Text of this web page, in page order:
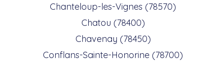
Chanteloup-les-Vignes (78570)
Chatou (78400)
Chavenay (78450)
Conflans-Sainte-Honorine (78700)